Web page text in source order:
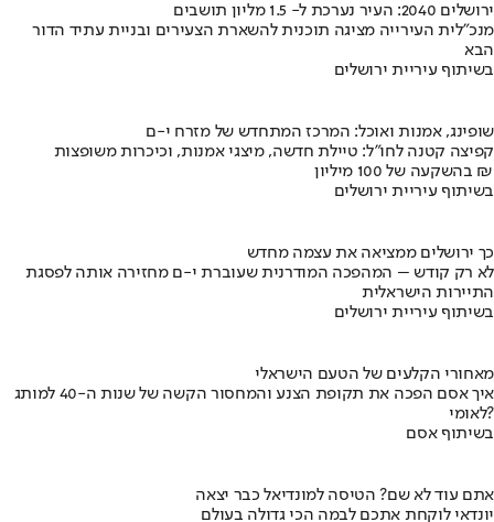
ירושלים 2040: העיר נערכת ל- 1.5 מליון תושבים
מנכ"לית העירייה מציגה תוכנית להשארת הצעירים ובניית עתיד הדור
הבא
בשיתוף עיריית ירושלים
שופינג, אמנות ואוכל: המרכז המתחדש של מזרח י-ם
קפיצה קטנה לחו"ל: טיילת חדשה, מיצגי אמנות, וכיכרות משופצות
בהשקעה של 100 מיליון ₪
בשיתוף עיריית ירושלים
כך ירושלים ממציאה את עצמה מחדש
לא רק קודש – המהפכה המודרנית שעוברת י-ם מחזירה אותה לפסגת
התיירות הישראלית
בשיתוף עיריית ירושלים
מאחורי הקלעים של הטעם הישראלי
איך אסם הפכה את תקופת הצנע והמחסור הקשה של שנות ה-40 למותג
לאומי?
בשיתוף אסם
אתם עוד לא שם? הטיסה למונדיאל כבר יצאה
יונדאי לוקחת אתכם לבמה הכי גדולה בעולם